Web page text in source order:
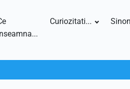
Curiozitati...